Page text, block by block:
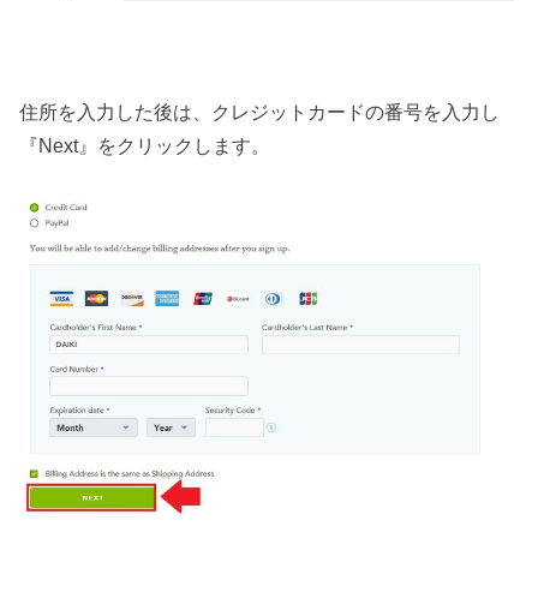
住所を入力した後は、クレジットカードの番号を入力し
『Next』をクリックします。